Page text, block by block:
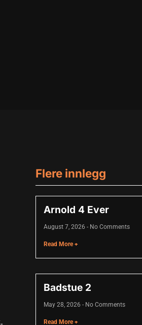
Flere innlegg
Arnold 4 Ever
August 7, 2026 No Comments
Read More +
Badstue 2
May 28, 2026 No Comments
Read More +